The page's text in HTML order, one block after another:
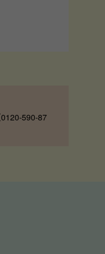
590-87